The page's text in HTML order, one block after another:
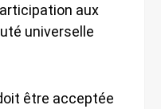
aux
universelle
être acceptée